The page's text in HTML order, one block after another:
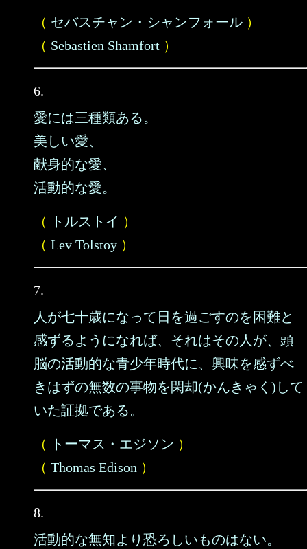
（ セバスチャン・シャンフォール ）
（ Sebastien Shamfort ）
6.
愛には三種類ある。
美しい愛、
献身的な愛、
活動的な愛。
（ トルストイ ）
（ Lev Tolstoy ）
7.
人が七十歳になって日を過ごすのを困難と
感ずるようになれば、それはその人が、頭
脳の活動的な青少年時代に、興味を感ずべ
きはずの無数の事物を閑却(かんきゃく)して
いた証拠である。
（ トーマス・エジソン ）
（ Thomas Edison ）
8.
活動的な無知より恐ろしいものはない。